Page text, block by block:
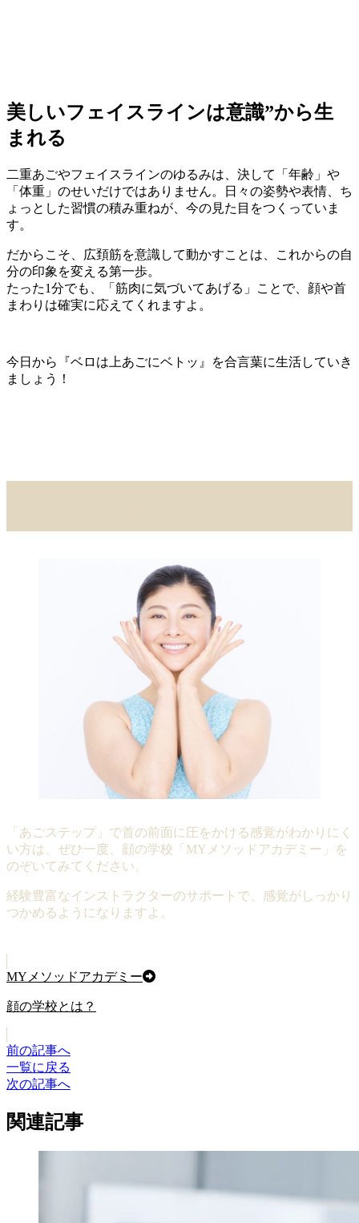
美しいフェイスラインは意識”から生
まれる
二重あごやフェイスラインのゆるみは、決して「年齢」や
「体重」のせいだけではありません。日々の姿勢や表情、ち
ょっとした習慣の積み重ねが、今の見た目をつくっていま
す。
だからこそ、広頚筋を意識して動かすことは、これからの自
分の印象を変える第一歩。
たった1分でも、「筋肉に気づいてあげる」ことで、顔や首
まわりは確実に応えてくれますよ。
今日から『ベロは上あごにベトッ』を合言葉に生活していき
ましょう！
「あごステップ」で首の前面に圧をかける感覚がわかりにく
い方は、ぜひ一度、顔の学校「MYメソッドアカデミー」を
のぞいてみてください。
経験豊富なインストラクターのサポートで、感覚がしっかり
つかめるようになりますよ。
MYメソッドアカデミー
顔の学校とは？
前の記事へ
一覧に戻る
次の記事へ
関連記事